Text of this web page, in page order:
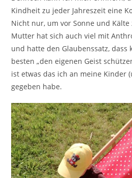
Kindheit zu jeder Jahreszeit eine
Nicht nur, um vor Sonne und
Mutter hat sich auch viel mit
und hatte den Glaubenssatz, dass
besten „den eigenen Geist
ist etwas das ich an meine Kinder
gegeben habe.